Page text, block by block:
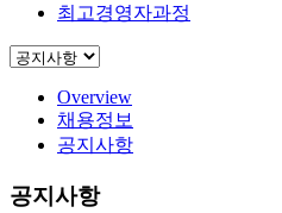
최고경영자과정
Overview
채용정보
공지사항
공지사항